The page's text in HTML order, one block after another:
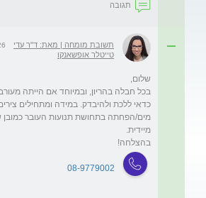
תגובה
תשובת מומחה | מאת: ד"ר עדי
טייטלר אופשאנקו
בכל חבלה בהריון, ובמיוחד אם הייתה
כדאי ללכת ולהיבדק. במידה ומתחילים
מים/הפחתה בתחושת תנועות העובר כמובן
בהצלחה!
08-9779002